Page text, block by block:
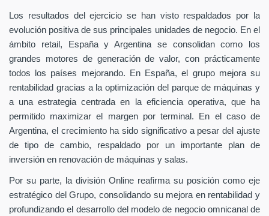
Los resultados del ejercicio se han visto respaldados por la
evolución positiva de sus principales unidades de negocio. En el
ámbito retail, España y Argentina se consolidan como los
grandes motores de generación de valor, con prácticamente
todos los países mejorando. En España, el grupo mejora su
rentabilidad gracias a la optimización del parque de máquinas y
a una estrategia centrada en la eficiencia operativa, que ha
permitido maximizar el margen por terminal. En el caso de
Argentina, el crecimiento ha sido significativo a pesar del ajuste
de tipo de cambio, respaldado por un importante plan de
inversión en renovación de máquinas y salas.
Por su parte, la división Online reafirma su posición como eje
estratégico del Grupo, consolidando su mejora en rentabilidad y
profundizando el desarrollo del modelo de negocio omnicanal de